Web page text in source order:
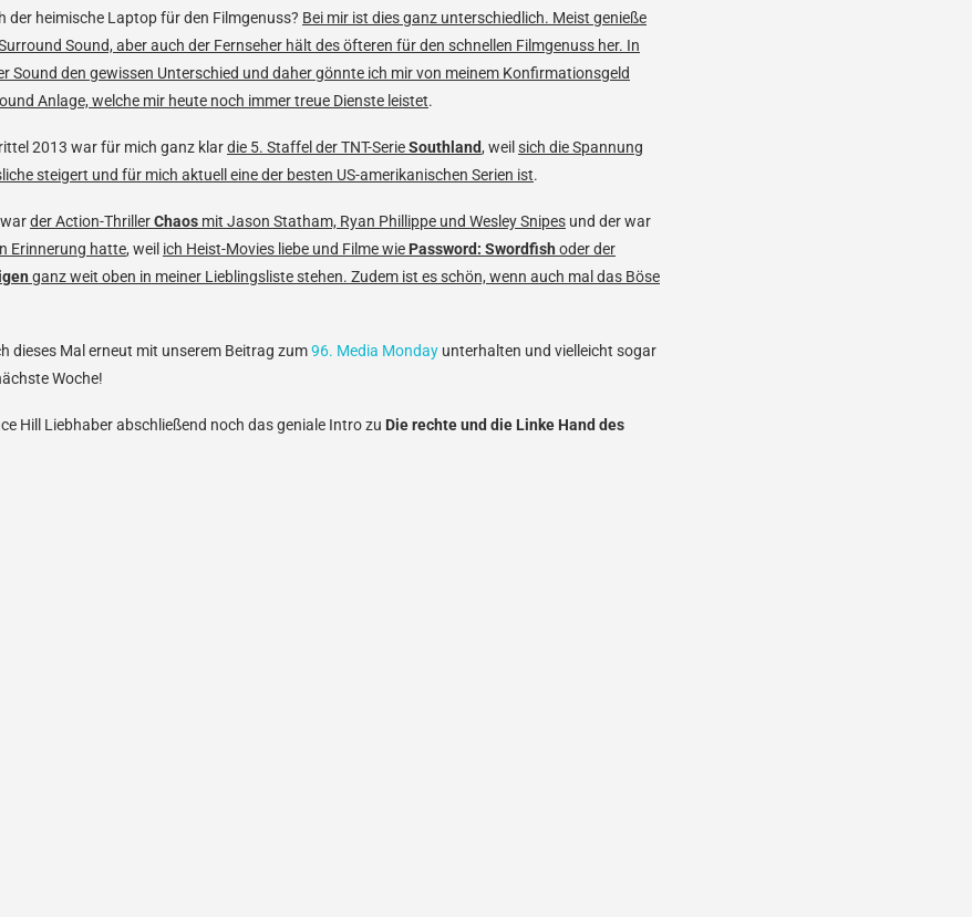
der heimische Laptop für den Filmgenuss? Bei mir ist dies ganz unterschiedlich. Meist genieße
Sound, aber auch der Fernseher hält des öfteren für den schnellen Filmgenuss her. In
Sound den gewissen Unterschied und daher gönnte ich mir von meinem Konfirmationsgeld
Anlage, welche mir heute noch immer treue Dienste leistet.
2013 war für mich ganz klardie 5. Staffel der TNT-SerieSouthland, weil sich die Spannung
steigert und für mich aktuell eine der besten US-amerikanischen Serien ist.
der Action-ThrillerChaos mit Jason Statham, Ryan Phillippe und Wesley Snipes und der war
Erinnerung hatte, weil ich Heist-Movies liebe und Filme wie Password: Swordfish oder der
ganz weit oben in meiner Lieblingsliste stehen. Zudem ist es schön, wenn auch mal das Böse
dieses Mal erneut mit unserem Beitrag zum96. Media Monday unterhalten und vielleicht sogar
Woche!
Hill Liebhaber abschließend noch das geniale Intro zu Die rechte und die Linke Hand des